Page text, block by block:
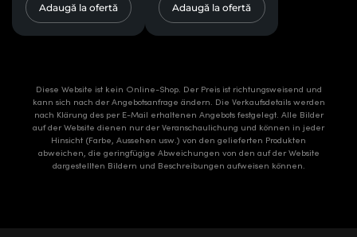
Adaugă la ofertă Adaugă la ofertă
Diese Website ist kein Online-Shop. Der Preis ist richtungsweisend und
kann sich nach der Angebotsanfrage ändern. Die Verkaufsdetails werden
nach Klärung des per E-Mail erhaltenen Angebots festgelegt. Alle Bilder
auf der Website dienen nur der Veranschaulichung und können in jeder
Hinsicht (Farbe, Aussehen usw.) von den gelieferten Produkten
abweichen, die geringfügige Abweichungen von den auf der Website
dargestellten Bildern und Beschreibungen aufweisen können.